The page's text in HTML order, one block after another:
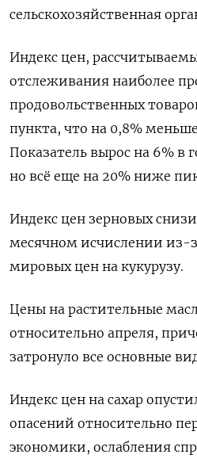
сельскохозяйственная
Индекс цен,
отслеживания наиболее
продовольственных
пункта, что на 0,8%
Показатель вырос на 6% в
но всё еще на 20% ниже
Индекс цен зерновых
месячном исчислении из-
мировых цен на кукурузу.
Цены на растительные
относительно апреля,
затронуло все основные
Индекс цен на сахар
опасений относительно
экономики, ослабления